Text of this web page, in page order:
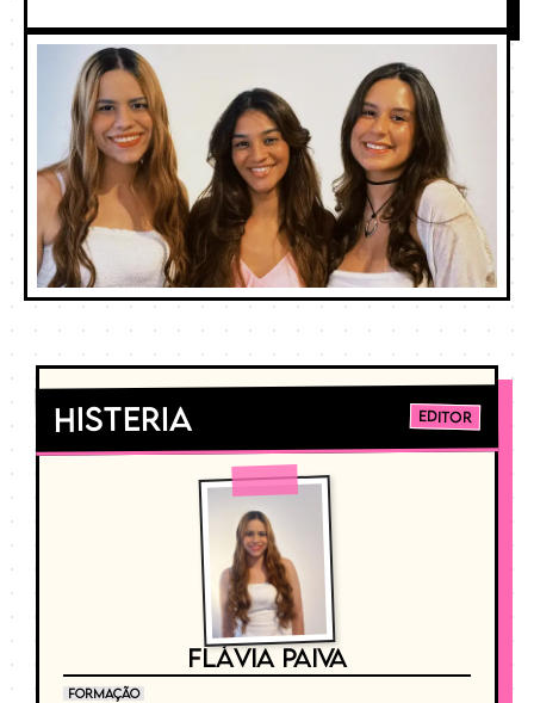
Histeria Editor
FLÁVIA PAIVA
FORMAÇÃO